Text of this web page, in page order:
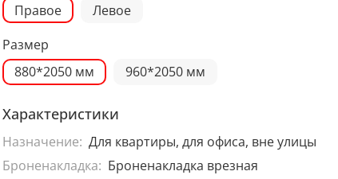
Правое
Левое
Размер
880*2050 мм
960*2050 мм
Характеристики
Назначение: Для квартиры, для офиса, вне улицы
Броненакладка: Броненакладка врезная